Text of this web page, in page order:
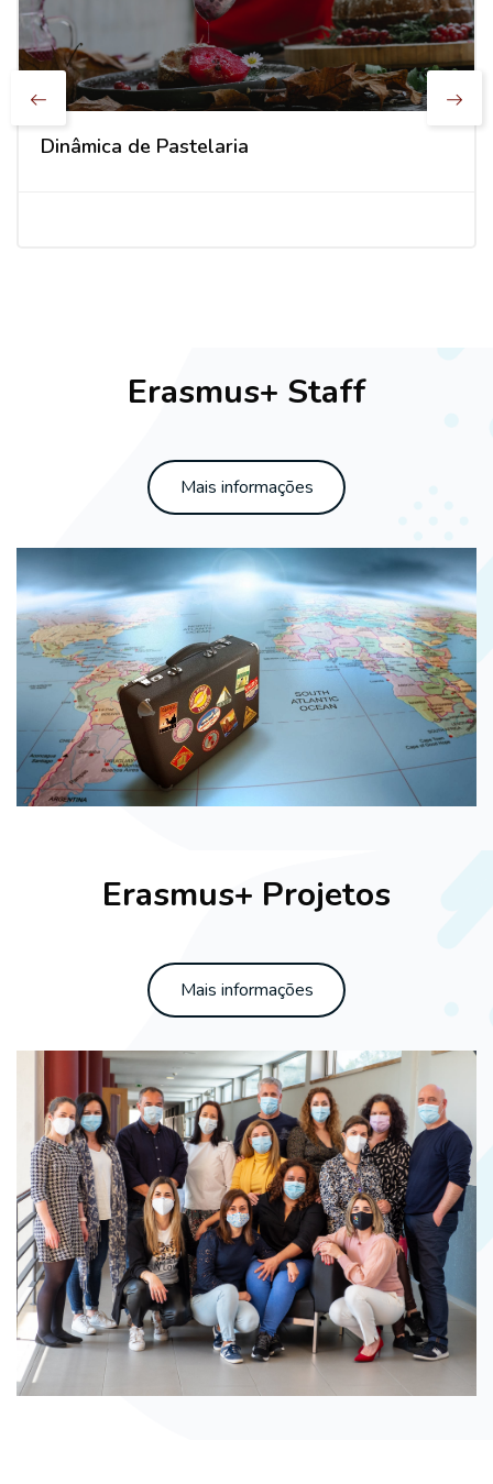
Dinâmica de Pastelaria
Erasmus+ Staff
Mais informações
Erasmus+ Projetos
Mais informações